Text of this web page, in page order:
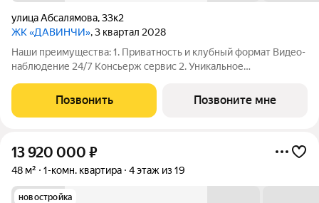
улица Абсалямова,33к2
ЖК «ДАВИНЧИ», 3 квартал 2028
Наши преимущества: 1. Приватность и клубный формат Видео-
наблюдение 24/7 Консьерж сервис 2. Уникальное
этаже Библиотека Спортивная зона Детский уголок 3.
Комфортный паркинг Закрытый паркинг на 1
Позвонить Позвоните мне
13 920 000 ₽
48 м² 1-комн. квартира 4 этаж из 19
новостройка